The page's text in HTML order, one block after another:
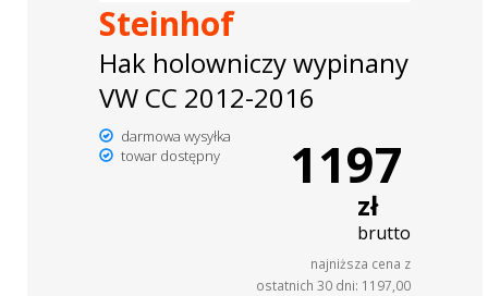
Steinhof
Hak holowniczy wypinany
VW CC 2012-2016
darmowa wysyłka
towar dostępny
1197
zł
brutto
najniższa cena z
ostatnich 30 dni: 1197,00